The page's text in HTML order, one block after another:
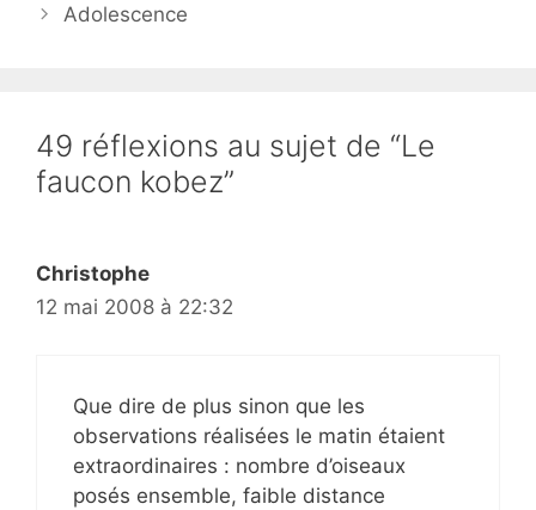
Adolescence
49 réflexions au sujet de “Le
faucon kobez”
Christophe
12 mai 2008 à 22:32
Que dire de plus sinon que les
observations réalisées le matin étaient
extraordinaires : nombre d’oiseaux
posés ensemble, faible distance